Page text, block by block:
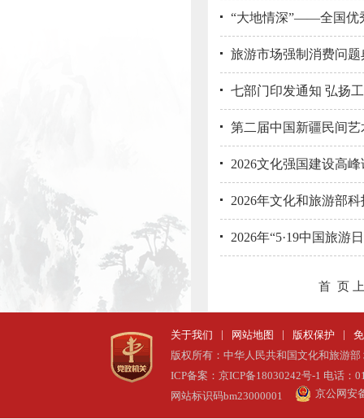
“大地情深”——全国优
旅游市场强制消费问
七部门印发通知 弘扬
第二届中国新疆民间
2026文化强国建设高
2026年文化和旅游部
2026年“5·19中国旅游
首 页